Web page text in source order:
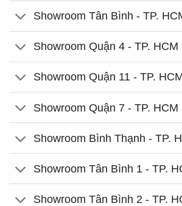
Showroom Tân Bình - TP.
Showroom Quận 4 - TP. HCM
Showroom Quận 11 - TP.
Showroom Quận 7 - TP. HCM
Showroom Bình Thạnh - TP.
Showroom Tân Bình 1 - TP.
Showroom Tân Bình 2 - TP.